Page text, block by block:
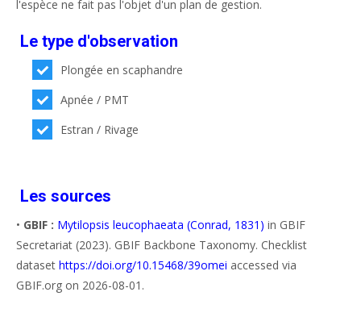
l'espèce ne fait pas l'objet d'un plan de gestion.
Le type d'observation
Plongée en scaphandre
Apnée / PMT
Estran / Rivage
Les sources
• GBIF : Mytilopsis leucophaeata (Conrad, 1831) in GBIF
Secretariat (2023). GBIF Backbone Taxonomy. Checklist
dataset https://doi.org/10.15468/39omei accessed via
GBIF.org on 2026-08-01.